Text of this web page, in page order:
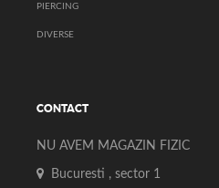
PIERCING
DIVERSE
CONTACT
NU AVEM MAGAZIN FIZIC
Bucuresti , sector 1